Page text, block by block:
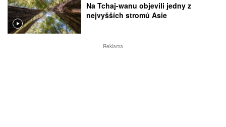
Na Tchaj-wanu objevili jedny z
nejvyšších stromů Asie
Reklama